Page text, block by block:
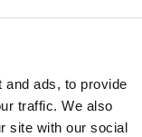
and ads, to provide
traffic. We also
site with our social